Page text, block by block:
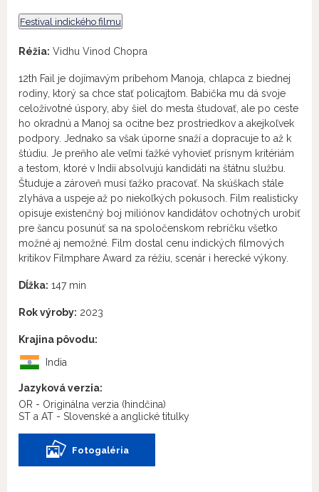
Festival indického filmu
Réžia: Vidhu Vinod Chopra
12th Fail je dojímavým príbehom Manoja, chlapca z biednej
rodiny, ktorý sa chce stať policajtom. Babička mu dá svoje
celoživotné úspory, aby šiel do mesta študovať, ale po ceste
ho okradnú a Manoj sa ocitne bez prostriedkov a akejkoľvek
podpory. Jednako sa však úporne snaží a dopracuje to až k
štúdiu. Je preňho ale veľmi ťažké vyhovieť prísnym kritériám
a testom, ktoré v Indii absolvujú kandidáti na štátnu službu.
Študuje a zároveň musí ťažko pracovať. Na skúškach stále
zlyháva a uspeje až po niekoľkých pokusoch. Film realisticky
opisuje existenčný boj miliónov kandidátov ochotných urobiť
pre šancu posunúť sa na spoločenskom rebríčku všetko
možné aj nemožné. Film dostal cenu indických filmových
kritikov Filmphare Award za réžiu, scenár i herecké výkony.
Dĺžka: 147 min
Rok výroby: 2023
Krajina pôvodu:
India
Jazyková verzia:
OR - Originálna verzia (hindčina)
ST a AT - Slovenské a anglické titulky
Fotogaléria